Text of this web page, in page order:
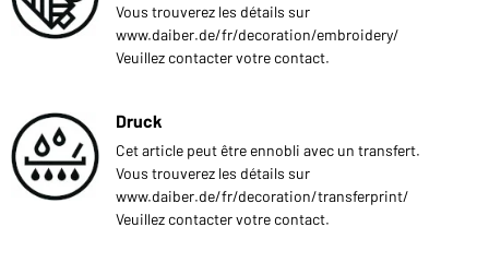
Vous trouverez les détails sur
www.daiber.de/fr/decoration/embroidery/
Veuillez contacter votre contact.
Druck
Cet article peut être ennobli avec un transfert.
Vous trouverez les détails sur
www.daiber.de/fr/decoration/transferprint/
Veuillez contacter votre contact.